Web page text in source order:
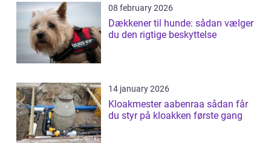
08 february 2026
Dækkener til hunde: sådan vælger
du den rigtige beskyttelse
14 january 2026
Kloakmester aabenraa sådan får
du styr på kloakken første gang